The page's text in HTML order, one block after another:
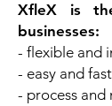
XfleX is
businesses:
- flexible and
- easy and fast
- process and